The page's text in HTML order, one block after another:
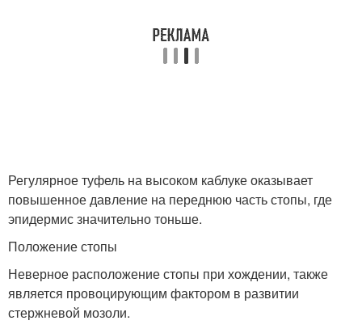
Регулярное туфель на высоком каблуке оказывает
повышенное давление на переднюю часть стопы, где
эпидермис значительно тоньше.
Положение стопы
Неверное расположение стопы при хождении, также
является провоцирующим фактором в развитии
стержневой мозоли.